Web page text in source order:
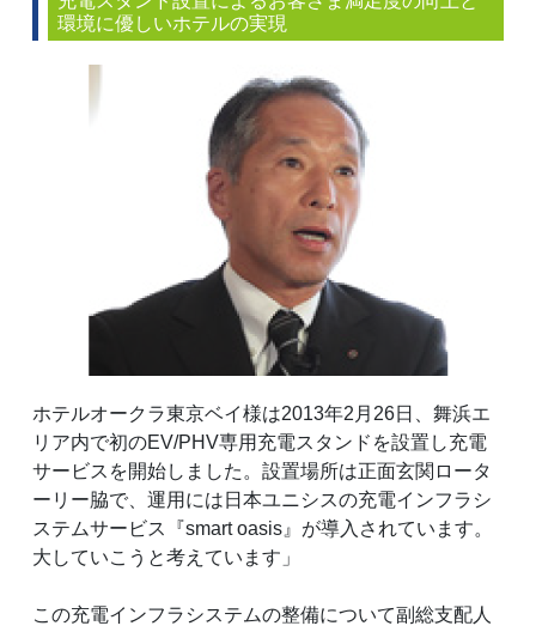
環境に優しいホテルの実現
ホテルオークラ東京ベイ様は2013年2月26日、舞浜エ
リア内で初のEV/PHV専用充電スタンドを設置し充電
サービスを開始しました。設置場所は正面玄関ロータ
ーリー脇で、運用には日本ユニシスの充電インフラシ
ステムサービス『smart oasis』が導入されています。
大していこうと考えています」
この充電インフラシステムの整備について副総支配人